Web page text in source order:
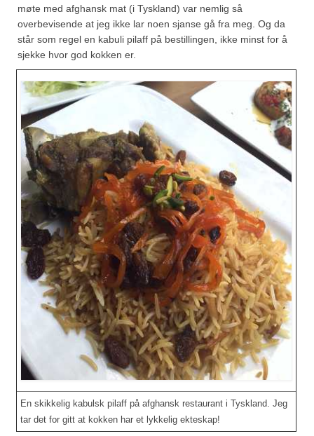
Piment d’Espelette
Purreløk (tørket)
Quatre épices
Rosépepper
Salvie
Sar (bønneurt)
Selleriblader
Smaken av skog
Tapaskrydder
Tomatflak
Om oss
Kontakt oss
Nettbutikk
møte med afghansk mat (i Tyskland) var nemlig så
overbevisende at jeg ikke lar noen sjanse gå fra meg. Og da
står som regel en kabuli pilaff på bestillingen, ikke minst for å
sjekke hvor god kokken er.
En skikkelig kabulsk pilaff på afghansk restaurant i Tyskland. Jeg
tar det for gitt at kokken har et lykkelig ekteskap!